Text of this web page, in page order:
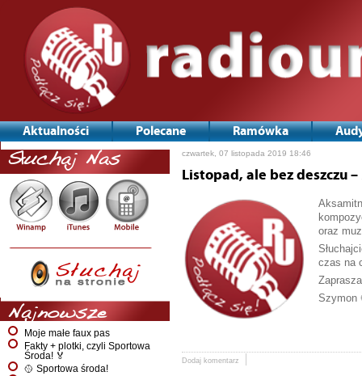
Aktualności Polecane Ramówka
Słuchaj Nas
Najnowsze
Moje małe faux pas
Fakty + plotki, czyli Sportowa
Środa! 🏅
🥎 Sportowa środa!
czwartek, 07 listopada 2019 18:46
Listopad, ale bez deszczu –
oraz
czas na
Szymon
Dodaj komentarz